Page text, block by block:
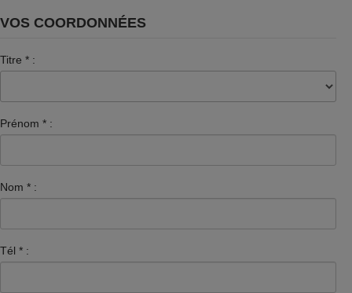
VOS COORDONNÉES
Titre * :
Prénom * :
Nom * :
Tél * :